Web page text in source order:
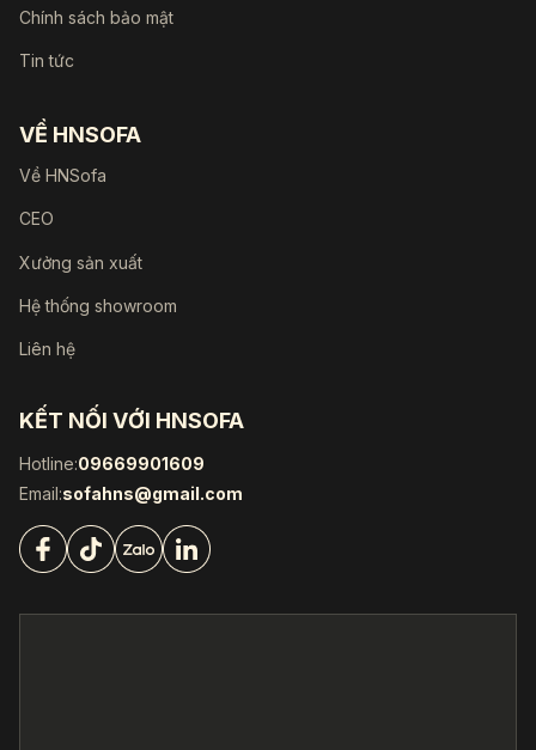
Chính sách bảo mật
Tin tức
VỀ HNSOFA
Về HNSofa
CEO
Xưởng sản xuất
Hệ thống showroom
Liên hệ
KẾT NỐI VỚI HNSOFA
Hotline:09669901609
Email:sofahns@gmail.com